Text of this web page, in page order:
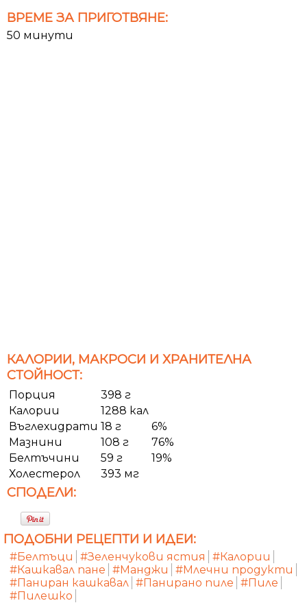
ВРЕМЕ ЗА ПРИГОТВЯНЕ:
50 минути
КАЛОРИИ, МАКРОСИ И ХРАНИТЕЛНА
СТОЙНОСТ:
Порция
398 г
Калории
1288 кал
Въглехидрати 18 г
6%
Мазнини
108 г
76%
Белтъчини
59 г
19%
Холестерол
393 мг
СПОДЕЛИ:
ПОДОБНИ РЕЦЕПТИ И ИДЕИ:
#Белтъци #Зеленчукови ястия
#Калории
#Кашкавал пане #Манджи
#Млечни продукти
#Паниран кашкавал #Панирано пиле #Пиле
#Пилешко